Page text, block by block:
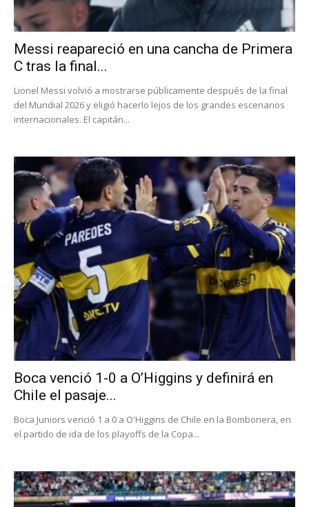
Messi reapareció en una cancha de Primera
C tras la final...
Lionel Messi volvió a mostrarse públicamente después de la final
del Mundial 2026 y eligió hacerlo lejos de los grandes escenarios
internacionales. El capitán...
Boca venció 1-0 a O’Higgins y definirá en
Chile el pasaje...
Boca Juniors venció 1 a 0 a O'Higgins de Chile en la Bombonera, en
el partido de ida de los playoffs de la Copa...